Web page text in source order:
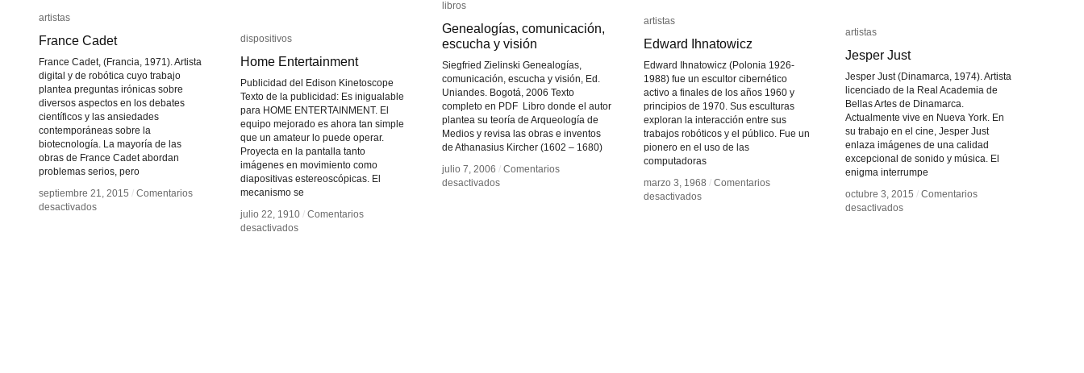
libros
Genealogías, comunicación,
escucha y visión
Siegfried Zielinski Genealogías,
comunicación, escucha y visión, Ed.
Uniandes. Bogotá, 2006 Texto
completo en PDF Libro donde el autor
plantea su teoría de Arqueología de
Medios y revisa las obras e inventos
de Athanasius Kircher (1602 – 1680)
julio 7, 2006 / Comentarios
desactivadosen
libros
Genealogías, comunicación,
escucha y visión
julio 7, 2006 / Comentarios
desactivadosen
artistas
France Cadet
France Cadet, (Francia, 1971). Artista
digital y de robótica cuyo trabajo
plantea preguntas irónicas sobre
diversos aspectos en los debates
científicos y las ansiedades
contemporáneas sobre la
biotecnología. La mayoría de las
obras de France Cadet abordan
problemas serios, pero
septiembre 21, 2015 / Comentarios
desactivadosen
artistas
France Cadet
septiembre 21, 2015 / Comentarios
desactivadosen
artistas
Edward Ihnatowicz
Edward Ihnatowicz (Polonia 1926-
1988) fue un escultor cibernético
activo a finales de los años 1960 y
principios de 1970. Sus esculturas
exploran la interacción entre sus
trabajos robóticos y el público. Fue un
pionero en el uso de las
computadoras
marzo 3, 1968 / Comentarios
desactivadosen
artistas
Edward Ihnatowicz
marzo 3, 1968 / Comentarios
desactivadosen
artistas
Jesper Just
Jesper Just (Dinamarca, 1974). Artista
licenciado de la Real Academia de
Bellas Artes de Dinamarca.
Actualmente vive en Nueva York. En
su trabajo en el cine, Jesper Just
enlaza imágenes de una calidad
excepcional de sonido y música. El
enigma interrumpe
octubre 3, 2015 / Comentarios
desactivadosen
artistas
Jesper Just
octubre 3, 2015 / Comentarios
desactivadosen
dispositivos
Home Entertainment
Publicidad del Edison Kinetoscope
Texto de la publicidad: Es inigualable
para HOME ENTERTAINMENT. El
equipo mejorado es ahora tan simple
que un amateur lo puede operar.
Proyecta en la pantalla tanto
imágenes en movimiento como
diapositivas estereoscópicas. El
mecanismo se
julio 22, 1910 / Comentarios
desactivadosen
dispositivos
Home Entertainment
julio 22, 1910 / Comentarios
desactivadosen